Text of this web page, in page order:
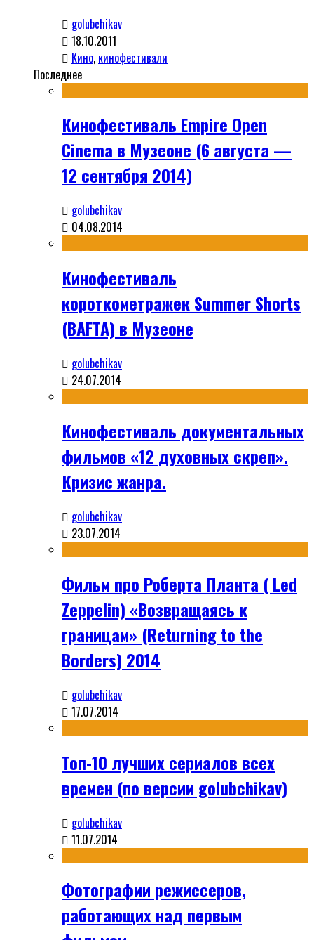
golubchikav
18.10.2011
Кино, кинофестивали
Последнее
Кинофестиваль Empire Open
Cinema в Музеоне (6 августа —
12 сентября 2014)
golubchikav
04.08.2014
Кинофестиваль
короткометражек Summer Shorts
(BAFTA) в Музеоне
golubchikav
24.07.2014
Кинофестиваль документальных
фильмов «12 духовных скреп».
Кризис жанра.
golubchikav
23.07.2014
Фильм про Роберта Планта ( Led
Zeppelin) «Возвращаясь к
границам» (Returning to the
Borders) 2014
golubchikav
17.07.2014
Топ-10 лучших сериалов всех
времен (по версии golubchikav)
golubchikav
11.07.2014
Фотографии режиссеров,
работающих над первым